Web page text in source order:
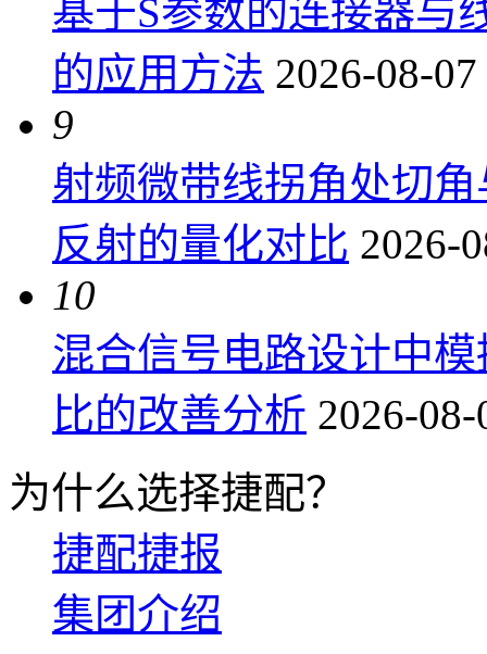
基于S参数的连接器与
的应用方法 2026-08-
9
射频微带线拐角处切
反射的量化对比 2026-
10
混合信号电路设计中
比的改善分析 2026-
为什么选择捷配？
捷配捷报
集团介绍